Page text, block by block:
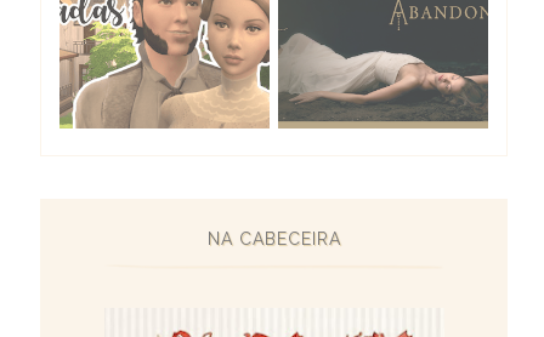
NA CABECEIRA